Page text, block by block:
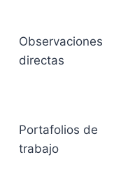
Observaciones
directas
Portafolios de
trabajo